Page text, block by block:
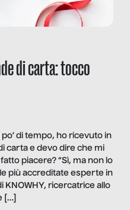
di carta: tocco
di tempo, ho ricevuto in
carta e devo dire che mi
piacere? “Sì, ma non lo
più accreditate esperte in
KNOWHY, ricercatrice allo
[…]